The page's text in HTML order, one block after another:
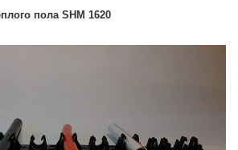
пола SHM 1620